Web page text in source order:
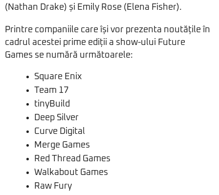
(Nathan Drake) și Emily Rose (Elena Fisher).
Printre companiile care își vor prezenta noutățile în
cadrul acestei prime ediții a show-ului Future
Games se numără următoarele:
Square Enix
Team 17
tinyBuild
Deep Silver
Curve Digital
Merge Games
Red Thread Games
Walkabout Games
Raw Fury